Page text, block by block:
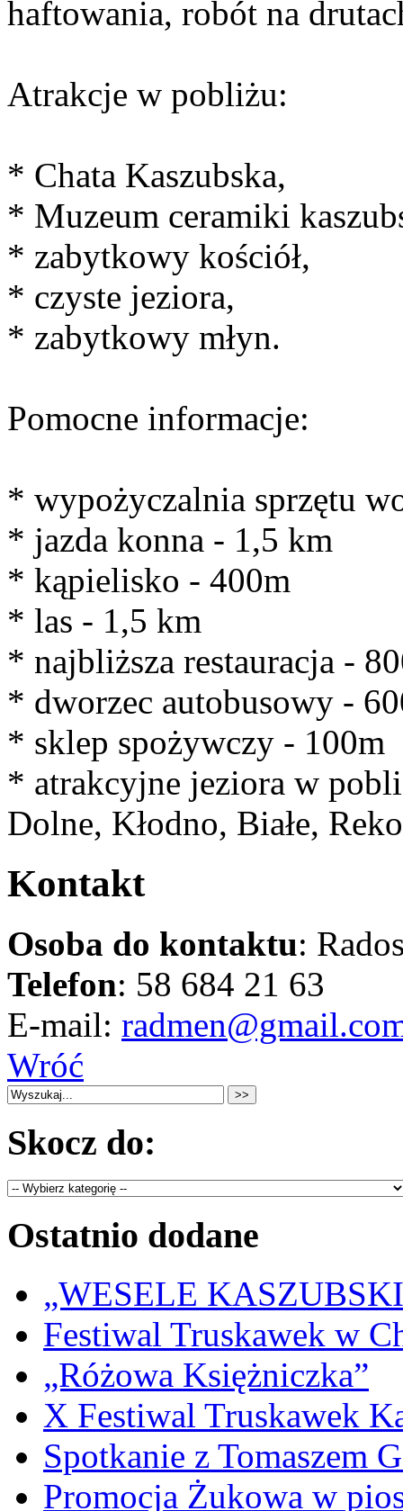
haftowania, robót na
Atrakcje w pobliżu:
* Chata Kaszubska,
* Muzeum ceramiki
* zabytkowy kościół,
* czyste jeziora,
* zabytkowy młyn.
Pomocne informacje:
* wypożyczalnia sprzętu
* jazda konna - 1,5 km
* kąpielisko - 400m
* las - 1,5 km
* najbliższa restauracja -
* dworzec autobusowy -
* sklep spożywczy - 100m
* atrakcyjne jeziora w
Dolne, Kłodno, Białe,
Kontakt
Osoba do kontaktu:
Telefon: 58 684 21 63
E-mail:
Wróć
Skocz do:
Ostatnio dodane
„WESELE
Festiwal Truskawek w
„Różowa Księżniczka”
X Festiwal Truskawek
Spotkanie z Tomaszem
Promocja Żukowa w